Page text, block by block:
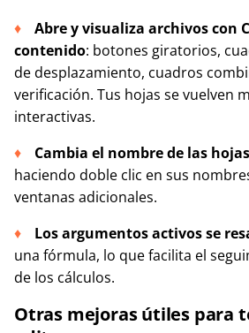
Abre y visualiza archivos con
contenido: botones giratorios,
de desplazamiento, cuadros
verificación. Tus hojas se vuelven
interactivas.
Cambia el nombre de las
haciendo doble clic en sus
ventanas adicionales.
Los argumentos activos se
una fórmula, lo que facilita el
de los cálculos.
Otras mejoras útiles para